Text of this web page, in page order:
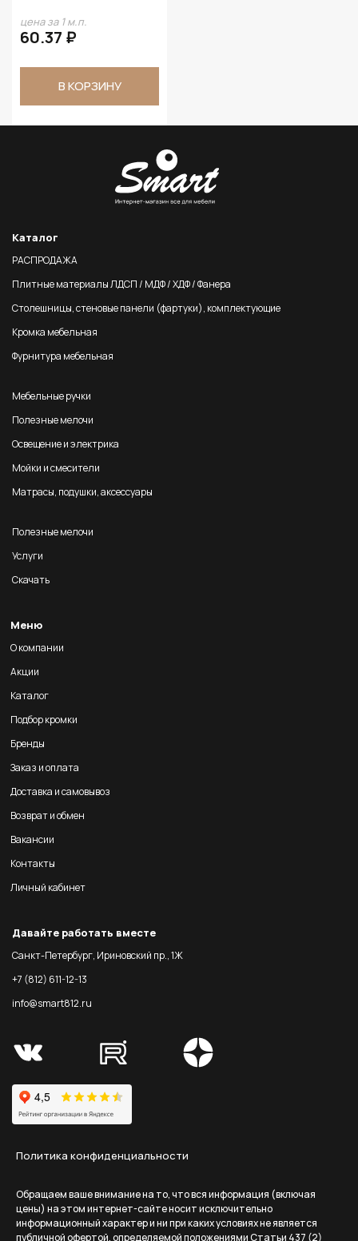
цена за 1 м.п.
60.37 ₽
В КОРЗИНУ
Каталог
РАСПРОДАЖА
Плитные материалы ЛДСП / МДФ / ХДФ / Фанера
Столешницы, стеновые панели (фартуки), комплектующие
Кромка мебельная
Фурнитура мебельная
Мебельные ручки
Полезные мелочи
Освещение и электрика
Мойки и смесители
Матрасы, подушки, аксессуары
Полезные мелочи
Услуги
Скачать
Меню
О компании
Акции
Каталог
Подбор кромки
Бренды
Заказ и оплата
Доставка и самовывоз
Возврат и обмен
Вакансии
Контакты
Личный кабинет
Давайте работать вместе
Санкт-Петербург, Ириновский пр., 1Ж
+7 (812) 611-12-13
info@smart812.ru
Политика конфиденциальности
Обращаем ваше внимание на то, что вся информация (включая
цены) на этом интернет-сайте носит исключительно
информационный характер и ни при каких условиях не является
публичной офертой, определяемой положениями Статьи 437 (2)